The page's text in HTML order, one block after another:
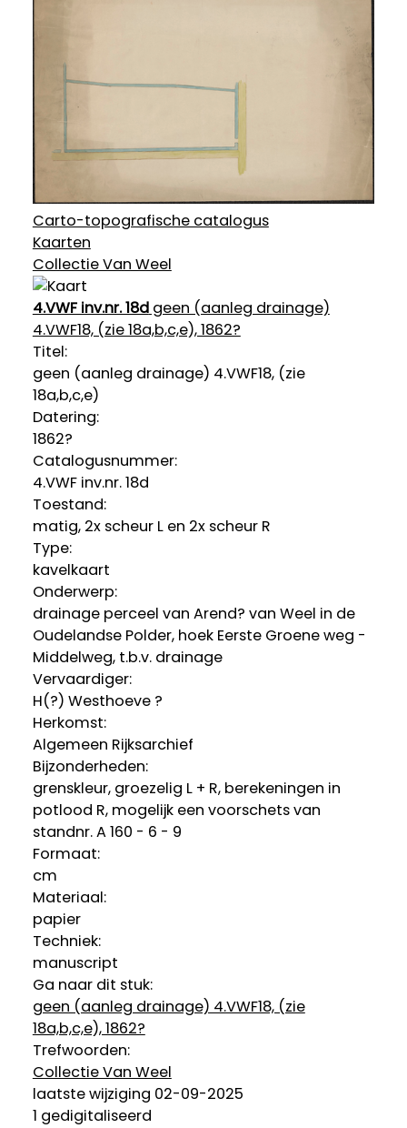
Carto-topografische catalogus
Kaarten
Collectie Van Weel
4.VWF inv.nr. 18dgeen (aanleg drainage)
4.VWF18, (zie 18a,b,c,e), 1862?
Titel:
geen (aanleg drainage) 4.VWF18, (zie
18a,b,c,e)
Datering:
1862?
Catalogusnummer:
4.VWF inv.nr. 18d
Toestand:
matig, 2x scheur L en 2x scheur R
Type:
kavelkaart
Onderwerp:
drainage perceel van Arend? van Weel in de
Oudelandse Polder, hoek Eerste Groene weg -
Middelweg, t.b.v. drainage
Vervaardiger:
H(?) Westhoeve ?
Herkomst:
Algemeen Rijksarchief
Bijzonderheden:
grenskleur, groezelig L + R, berekeningen in
potlood R, mogelijk een voorschets van
standnr. A 160 - 6 - 9
Formaat:
cm
Materiaal:
papier
Techniek:
manuscript
Ga naar dit stuk:
geen (aanleg drainage) 4.VWF18, (zie
18a,b,c,e), 1862?
Trefwoorden:
Collectie Van Weel
laatste wijziging 02-09-2025
1 gedigitaliseerd